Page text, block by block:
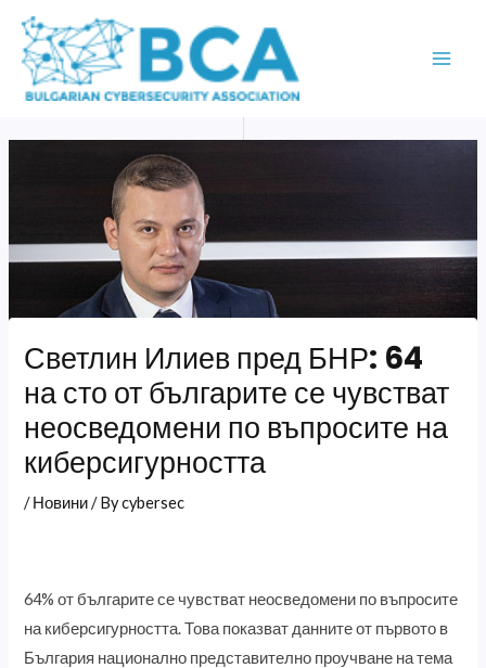
content
Светлин Илиев пред БНР: 64
на сто от българите се чувстват
неосведомени по въпросите на
киберсигурността
/Новини/ Bycybersec
64% от българите се чувстват неосведомени по въпросите
на киберсигурността. Това показват данните от първото в
България национално представително проучване на тема